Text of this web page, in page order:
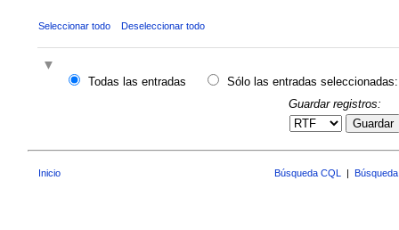
Seleccionar todo Deseleccionar todo
Todas las entradas
Sólo las entradas seleccionadas:
Guardar registros:
Guardar
Inicio Búsqueda CQL